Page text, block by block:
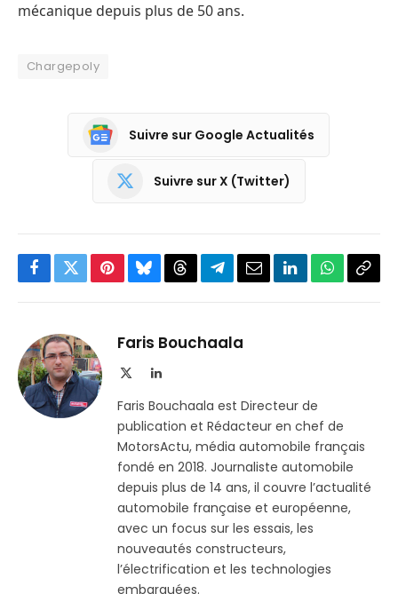
mécanique depuis plus de 50 ans.
Chargepoly
Suivre sur Google Actualités
Suivre sur X (Twitter)
Facebook
TwitterPinterestBlueskyThreadsPartager
Telegram
EmailLinkedInWhatsApp
Faris Bouchaala
LinkedIn
Faris Bouchaala est Directeur de
publication et Rédacteur en chef de
MotorsActu, média automobile français
fondé en 2018. Journaliste automobile
depuis plus de 14 ans, il couvre l’actualité
automobile française et européenne,
avec un focus sur les essais, les
nouveautés constructeurs,
l’électrification et les technologies
embarquées.